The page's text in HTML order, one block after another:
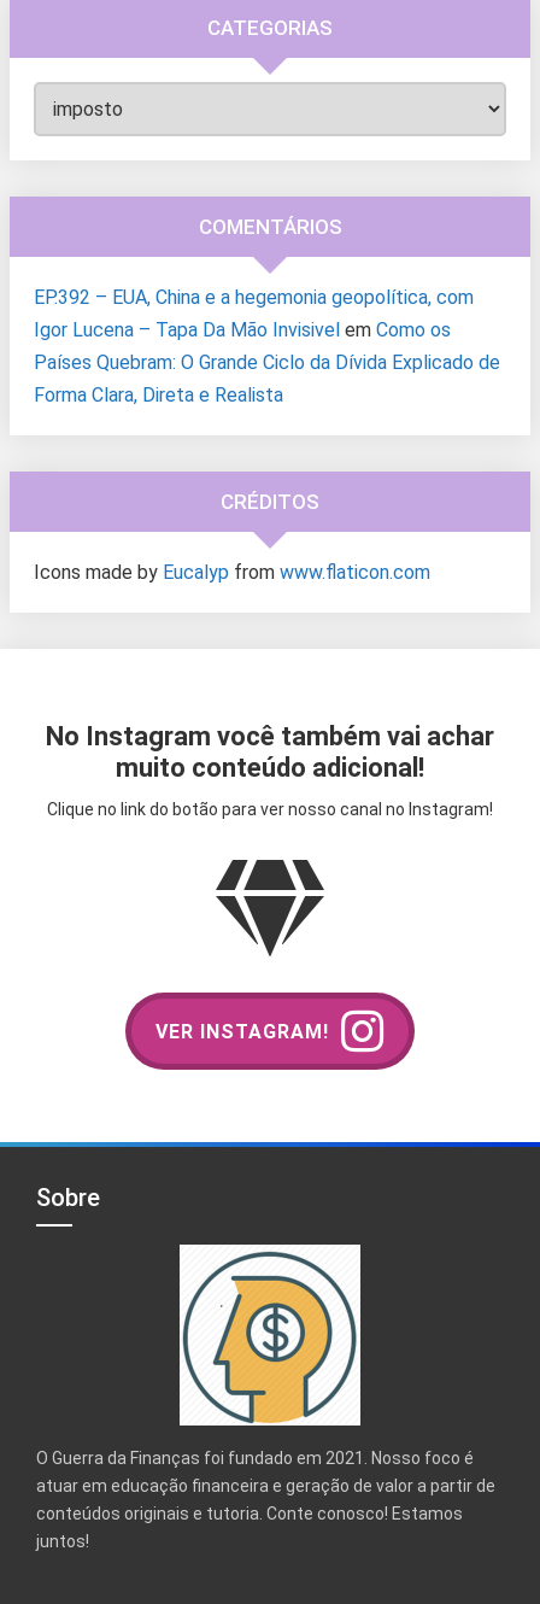
CATEGORIAS
Categorias
COMENTÁRIOS
EP.392 – EUA, China e a hegemonia geopolítica, com
Igor Lucena – Tapa Da Mão Invisivel em Como os
Países Quebram: O Grande Ciclo da Dívida Explicado de
Forma Clara, Direta e Realista
CRÉDITOS
Icons made by Eucalyp from www.flaticon.com
No Instagram você também vai achar
muito conteúdo adicional!
Clique no link do botão para ver nosso canal no Instagram!
VER INSTAGRAM!
Sobre
O Guerra da Finanças foi fundado em 2021. Nosso foco é
atuar em educação financeira e geração de valor a partir de
conteúdos originais e tutoria. Conte conosco! Estamos
juntos!